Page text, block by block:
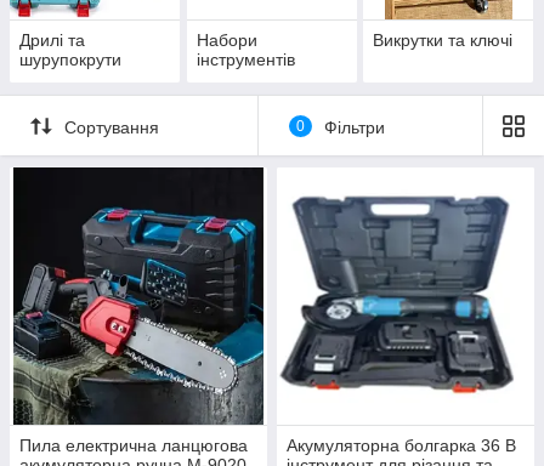
Дрилі та
шурупокрути
Набори
інструментів
Викрутки та ключі
Сортування 0 Фільтри
Пила електрична ланцюгова
Акумуляторна болгарка 36 В